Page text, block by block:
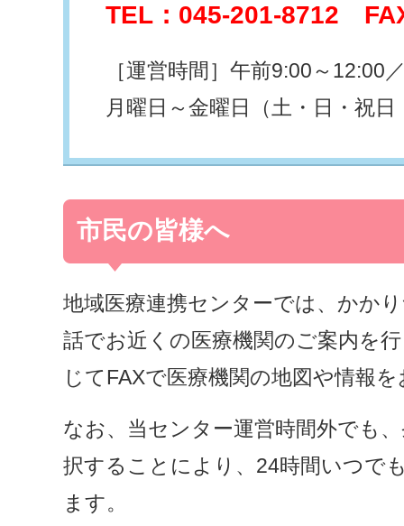
TEL：045-201-8712
［運営時間］午前9:00～12:00
月曜日～金曜日（土・日・祝
市民の皆様へ
地域医療連携センターでは、かか
話でお近くの医療機関のご案内を
じてFAXで医療機関の地図や情報
なお、当センター運営時間外でも
択することにより、24時間いつで
ます。